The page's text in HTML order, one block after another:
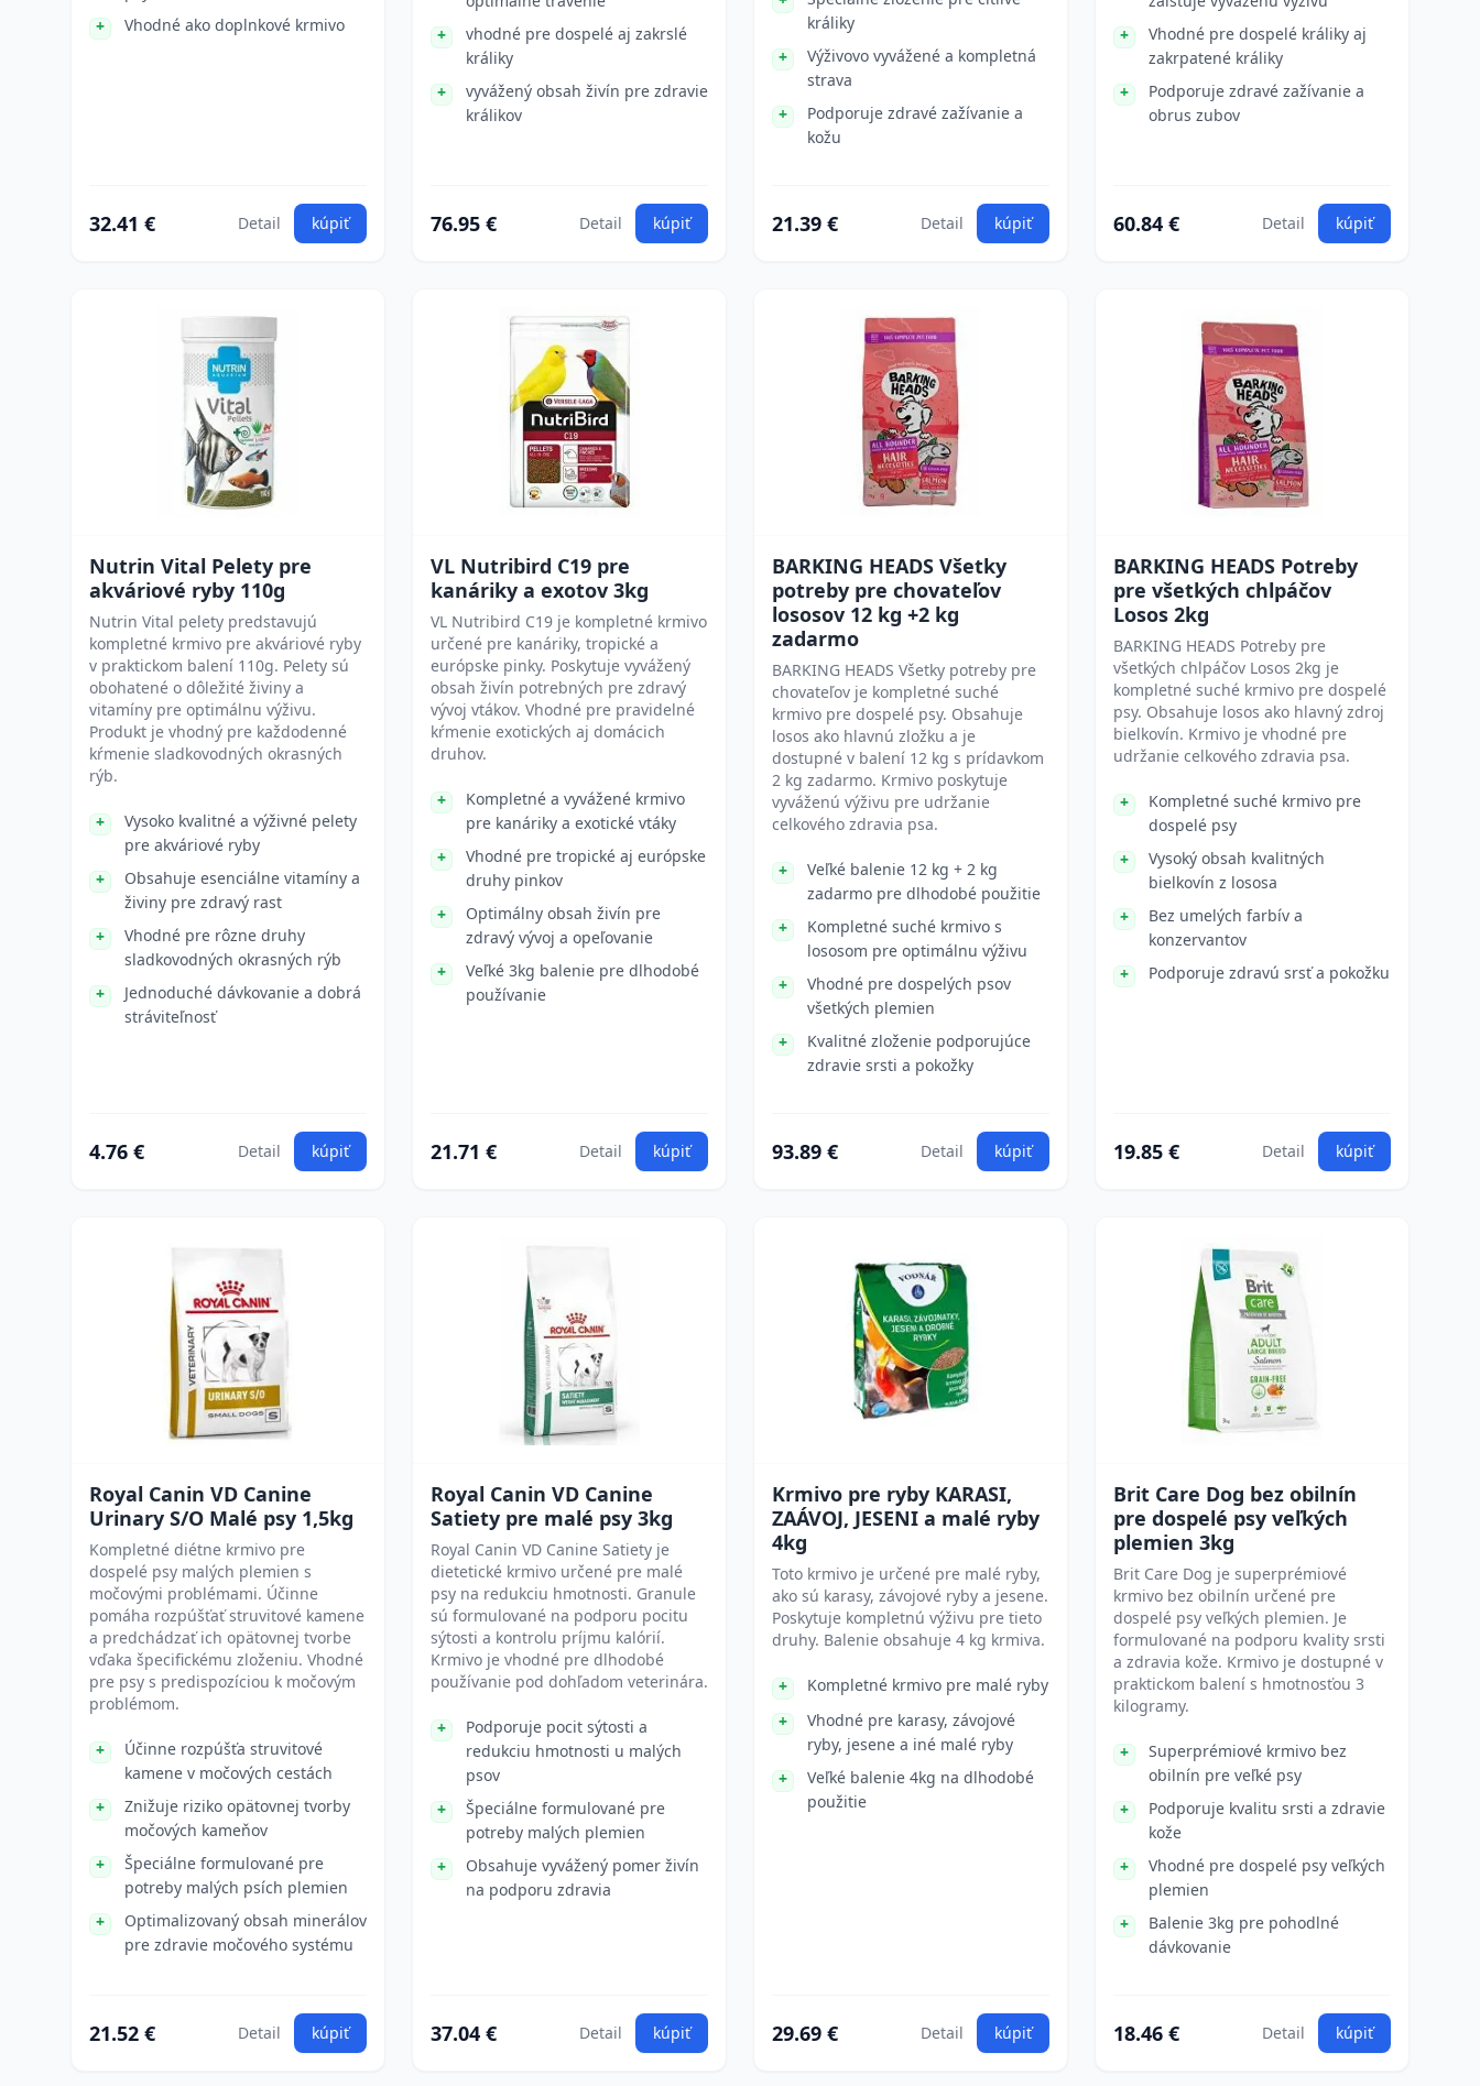
Vhodné ako doplnkové krmivo
32.41 € Detail kúpiť
vhodné pre dospelé aj zakrslé
králiky
vyvážený obsah živín pre zdravie
králikov
76.95 € Detail kúpiť
králiky
Výživovo vyvážené a kompletná
strava
Podporuje zdravé zažívanie a
kožu
21.39 € Detail kúpiť
Vhodné pre dospelé králiky aj
zakrpatené králiky
Podporuje zdravé zažívanie a
obrus zubov
60.84 € Detail kúpiť
Nutrin Vital Pelety pre
akváriové ryby 110g
Nutrin Vital pelety predstavujú
kompletné krmivo pre akváriové ryby
v praktickom balení 110g. Pelety sú
obohatené o dôležité živiny a
vitamíny pre optimálnu výživu.
Produkt je vhodný pre každodenné
kŕmenie sladkovodných okrasných
rýb.
Vysoko kvalitné a výživné pelety
pre akváriové ryby
Obsahuje esenciálne vitamíny a
živiny pre zdravý rast
Vhodné pre rôzne druhy
sladkovodných okrasných rýb
Jednoduché dávkovanie a dobrá
stráviteľnosť
4.76 € Detail kúpiť
VL Nutribird C19 pre
kanáriky a exotov 3kg
VL Nutribird C19 je kompletné krmivo
určené pre kanáriky, tropické a
európske pinky. Poskytuje vyvážený
obsah živín potrebných pre zdravý
vývoj vtákov. Vhodné pre pravidelné
kŕmenie exotických aj domácich
druhov.
Kompletné a vyvážené krmivo
pre kanáriky a exotické vtáky
Vhodné pre tropické aj európske
druhy pinkov
Optimálny obsah živín pre
zdravý vývoj a opeľovanie
Veľké 3kg balenie pre dlhodobé
používanie
21.71 € Detail kúpiť
BARKING HEADS Všetky
potreby pre chovateľov
lososov 12 kg +2 kg
zadarmo
BARKING HEADS Všetky potreby pre
chovateľov je kompletné suché
krmivo pre dospelé psy. Obsahuje
losos ako hlavnú zložku a je
dostupné v balení 12 kg s prídavkom
2 kg zadarmo. Krmivo poskytuje
vyváženú výživu pre udržanie
celkového zdravia psa.
Veľké balenie 12 kg + 2 kg
zadarmo pre dlhodobé použitie
Kompletné suché krmivo s
lososom pre optimálnu výživu
Vhodné pre dospelých psov
všetkých plemien
Kvalitné zloženie podporujúce
zdravie srsti a pokožky
93.89 € Detail kúpiť
BARKING HEADS Potreby
pre všetkých chlpáčov
Losos 2kg
BARKING HEADS Potreby pre
všetkých chlpáčov Losos 2kg je
kompletné suché krmivo pre dospelé
psy. Obsahuje losos ako hlavný zdroj
bielkovín. Krmivo je vhodné pre
udržanie celkového zdravia psa.
Kompletné suché krmivo pre
dospelé psy
Vysoký obsah kvalitných
bielkovín z lososa
Bez umelých farbív a
konzervantov
Podporuje zdravú srsť a pokožku
19.85 € Detail kúpiť
Royal Canin VD Canine
Urinary S/O Malé psy 1,5kg
Kompletné diétne krmivo pre
dospelé psy malých plemien s
močovými problémami. Účinne
pomáha rozpúšťať struvitové kamene
a predchádzať ich opätovnej tvorbe
vďaka špecifickému zloženiu. Vhodné
pre psy s predispozíciou k močovým
problémom.
Účinne rozpúšťa struvitové
kamene v močových cestách
Znižuje riziko opätovnej tvorby
močových kameňov
Špeciálne formulované pre
potreby malých psích plemien
Optimalizovaný obsah minerálov
pre zdravie močového systému
21.52 € Detail kúpiť
Royal Canin VD Canine
Satiety pre malé psy 3kg
Royal Canin VD Canine Satiety je
dietetické krmivo určené pre malé
psy na redukciu hmotnosti. Granule
sú formulované na podporu pocitu
sýtosti a kontrolu príjmu kalórií.
Krmivo je vhodné pre dlhodobé
používanie pod dohľadom veterinára.
Podporuje pocit sýtosti a
redukciu hmotnosti u malých
psov
Špeciálne formulované pre
potreby malých plemien
Obsahuje vyvážený pomer živín
na podporu zdravia
37.04 € Detail kúpiť
Krmivo pre ryby KARASI,
ZAÁVOJ, JESENI a malé ryby
4kg
Toto krmivo je určené pre malé ryby,
ako sú karasy, závojové ryby a jesene.
Poskytuje kompletnú výživu pre tieto
druhy. Balenie obsahuje 4 kg krmiva.
Kompletné krmivo pre malé ryby
Vhodné pre karasy, závojové
ryby, jesene a iné malé ryby
Veľké balenie 4kg na dlhodobé
použitie
29.69 € Detail kúpiť
Brit Care Dog bez obilnín
pre dospelé psy veľkých
plemien 3kg
Brit Care Dog je superprémiové
krmivo bez obilnín určené pre
dospelé psy veľkých plemien. Je
formulované na podporu kvality srsti
a zdravia kože. Krmivo je dostupné v
praktickom balení s hmotnosťou 3
kilogramy.
Superprémiové krmivo bez
obilnín pre veľké psy
Podporuje kvalitu srsti a zdravie
kože
Vhodné pre dospelé psy veľkých
plemien
Balenie 3kg pre pohodlné
dávkovanie
18.46 € Detail kúpiť